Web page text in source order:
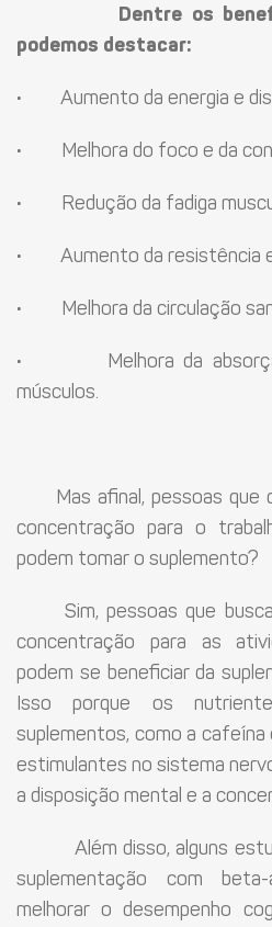
Dentre os
podemos destacar:
· Aumento da energia e
· Melhora do foco e da
· Redução da fadiga
· Aumento da resistência
· Melhora da circulação
·
Melhora da
músculos.
Mas afinal, pessoas que
concentração para o
podem tomar o suplemento?
Sim, pessoas que
concentração para as
podem se beneficiar da
Isso porque os
suplementos, como a
estimulantes no sistema
a disposição mental e a
Além disso, alguns
suplementação com
melhorar o desempenho